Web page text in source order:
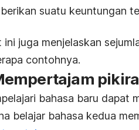
suatu keuntungan
ini juga menjelaskan
contohnya.
bahasa baru dapat
belajar bahasa kedua